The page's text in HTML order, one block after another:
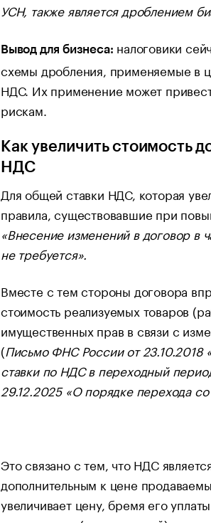
УСН, также является дроблением
Вывод для бизнеса: налоговики
схемы дробления, применяемые в
НДС. Их применение может
рискам.
Как увеличить стоимость
НДС
Для общей ставки НДС, которая
правила, существовавшие при
«Внесение изменений в договор в
не требуется».
Вместе с тем стороны договора
стоимость реализуемых товаров
имущественных прав в связи с
(Письмо ФНС России от 23.10.2018
ставки по НДС в переходный
29.12.2025 «О порядке перехода
Это связано с тем, что НДС
дополнительным к цене
увеличивает цену, бремя его